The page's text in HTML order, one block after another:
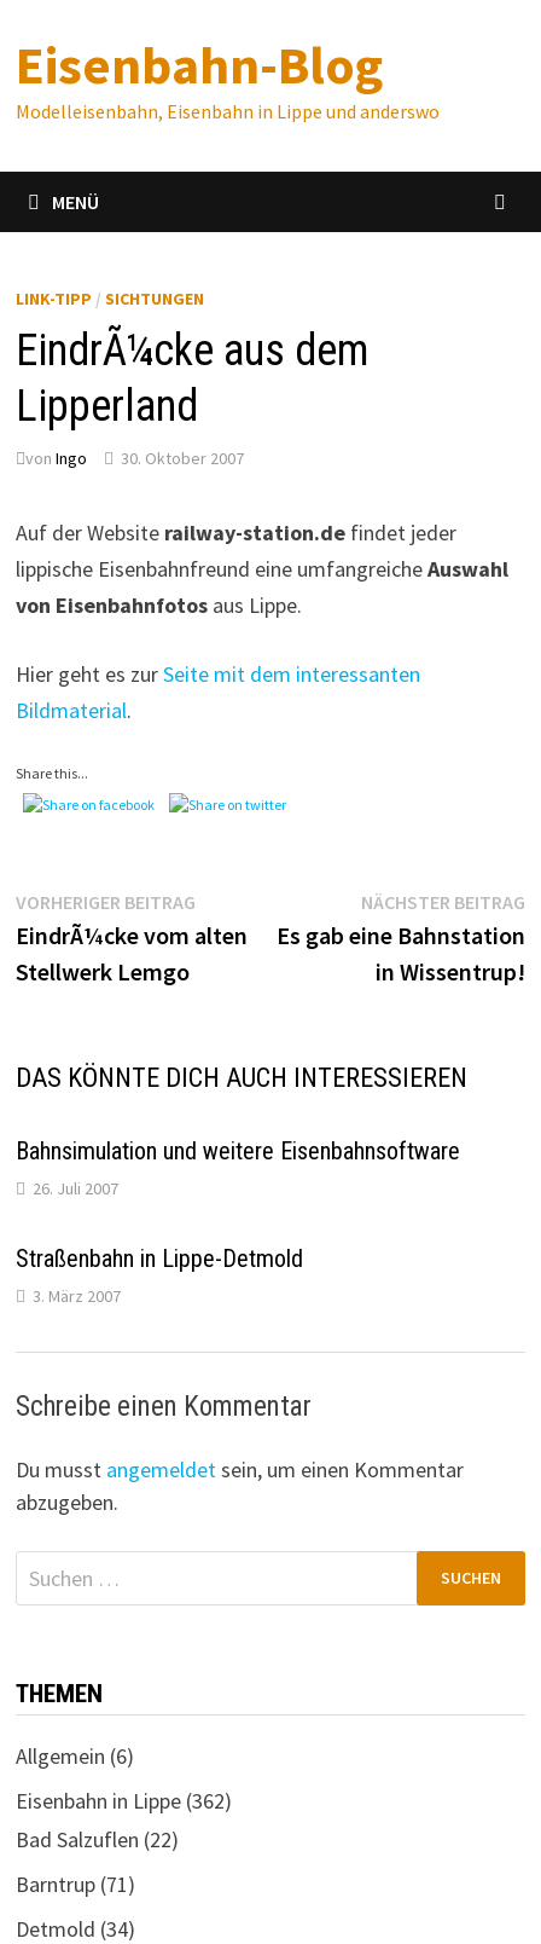
Inhalt
springen
Eisenbahn-Blog
Modelleisenbahn, Eisenbahn in Lippe und anderswo
MENÜ
LINK-TIPP / SICHTUNGEN
EindrÃ¼cke aus dem
Lipperland
von Ingo 30. Oktober 2007
Auf der Website railway-station.defindet jeder
lippische Eisenbahnfreund eine umfangreicheAuswahl
von Eisenbahnfotosaus Lippe.
Hier geht es zurSeite mit dem interessanten
Bildmaterial.
Share this...
Beitragsnavigation
VORHERIGER BEITRAGVorheriger
Beitrag:
EindrÃ¼cke vom alten
Stellwerk Lemgo
NÄCHSTER BEITRAG
Es gab eine Bahnstation
in Wissentrup!
DAS KÖNNTE DICH AUCH INTERESSIEREN
Bahnsimulation und weitere Eisenbahnsoftware
26. Juli 2007
Straßenbahn in Lippe-Detmold
3. März 2007
Schreibe einen Kommentar
Du musst angemeldetsein, um einen Kommentar
abzugeben.
Suchen
nach:
THEMEN
Allgemein (6)
Eisenbahn in Lippe(362)
Bad Salzuflen (22)
Barntrup(71)
Detmold (34)